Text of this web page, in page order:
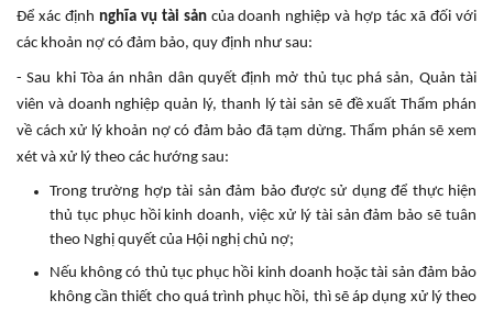
Để xác định nghĩa vụ tài sảncủa doanh nghiệp và hợp tác xã đối với
các khoản nợ có đảm bảo, quy định như sau:
- Sau khi Tòa án nhân dân quyết định mở thủ tục phá sản, Quản tài
viên và doanh nghiệp quản lý, thanh lý tài sản sẽ đề xuất Thẩm phán
về cách xử lý khoản nợ có đảm bảo đã tạm dừng. Thẩm phán sẽ xem
xét và xử lý theo các hướng sau:
Trong trường hợp tài sản đảm bảo được sử dụng để thực hiện
thủ tục phục hồi kinh doanh, việc xử lý tài sản đảm bảo sẽ tuân
theo Nghị quyết của Hội nghị chủ nợ;
Nếu không có thủ tục phục hồi kinh doanh hoặc tài sản đảm bảo
không cần thiết cho quá trình phục hồi, thì sẽ áp dụng xử lý theo